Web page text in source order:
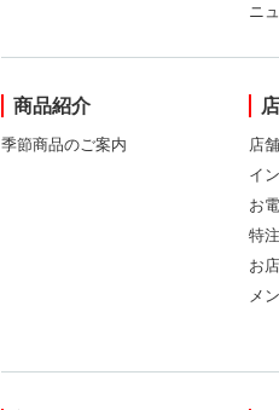
ニ
商品紹介
季節商品のご案内
店
イ
お
特
お
メ